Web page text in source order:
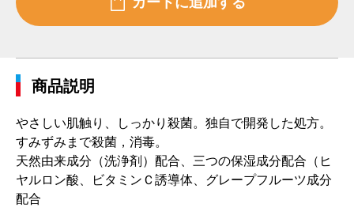
商品説明
やさしい肌触り、しっかり殺菌。独自で開発した処方。
すみずみまで殺菌，消毒。
天然由来成分（洗浄剤）配合、三つの保湿成分配合（ヒ
ヤルロン酸、ビタミンＣ誘導体、グレープフルーツ成分
配合